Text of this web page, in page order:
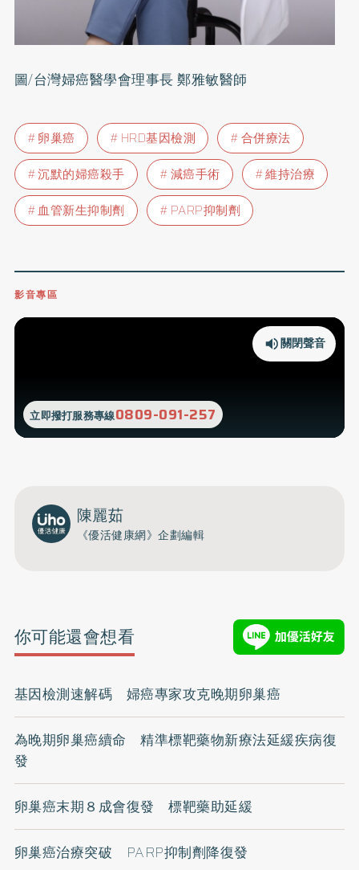
圖/台灣婦癌醫學會理事長 鄭雅敏醫師
卵巢癌 HRD基因檢測
合併療法
沉默的婦癌殺手
減癌手術
維持治療
血管新生抑制劑
PARP抑制劑
影音專區
立即撥打服務專線0809-091-257
關閉聲音
陳麗茹
《優活健康網》企劃編輯
你可能還會想看
基因檢測速解碼 婦癌專家攻克晚期卵巢癌
為晚期卵巢癌續命 精準標靶藥物新療法延緩疾病復
發
卵巢癌末期８成會復發 標靶藥助延緩
卵巢癌治療突破 PARP抑制劑降復發